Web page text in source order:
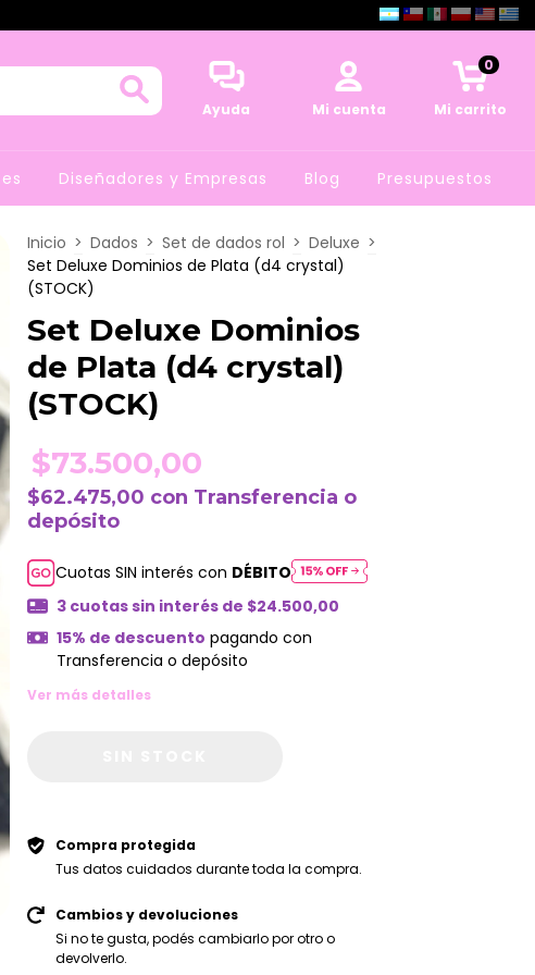
Ayuda Mi cuenta Mi carrito
0
Diseñadores y Empresas Blog Presupuestos
Inicio > Dados > Set de dados rol > Deluxe >
Set Deluxe Dominios de Plata (d4 crystal)
(STOCK)
Set Deluxe Dominios
de Plata (d4 crystal)
(STOCK)
$73.500,00
$62.475,00 con Transferencia o
depósito
Cuotas SIN interés con DÉBITO
3 cuotas sin interés de $24.500,00
15% de descuento pagando con
Transferencia o depósito
Ver más detalles
Compra protegida
Tus datos cuidados durante toda la compra.
Cambios y devoluciones
Si no te gusta, podés cambiarlo por otro o
devolverlo.